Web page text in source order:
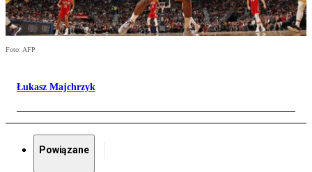
Foto: AFP
Łukasz Majchrzyk
Powiązane